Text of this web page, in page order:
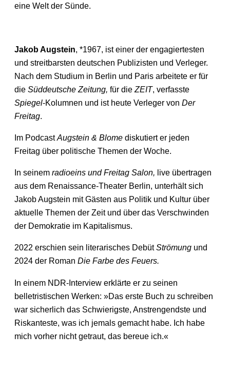
eine Welt der Sünde.
Jakob Augstein , *1967, ist einer der engagiertesten
und streitbarsten deutschen Publizisten und Verleger.
Nach dem Studium in Berlin und Paris arbeitete er für
die Süddeutsche Zeitung, für die ZEIT, verfasste
Spiegel-Kolumnen und ist heute Verleger von Der
Freitag
Im PodcastAugstein & Blome diskutiert er jeden
Freitag über politische Themen der Woche.
In seinem radioeins und Freitag Salon, live übertragen
aus dem Renaissance-Theater Berlin, unterhält sich
Jakob Augstein mit Gästen aus Politik und Kultur über
aktuelle Themen der Zeit und über das Verschwinden
der Demokratie im Kapitalismus.
2022 erschien sein literarisches DebütStrömung und
2024 der Roman Die Farbe des Feuers.
In einem NDR-Interview erklärte er zu seinen
belletristischen Werken: »Das erste Buch zu schreiben
war sicherlich das Schwierigste, Anstrengendste und
Riskanteste, was ich jemals gemacht habe. Ich habe
mich vorher nicht getraut, das bereue ich.«